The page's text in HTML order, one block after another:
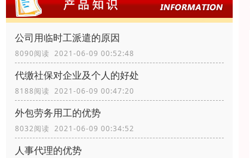
公司用临时工派遣的原因
8090阅读 2021-06-09 00:52:48
代缴社保对企业及个人的好处
8188阅读 2021-06-09 00:47:20
外包劳务用工的优势
8032阅读 2021-06-09 00:34:52
人事代理的优势